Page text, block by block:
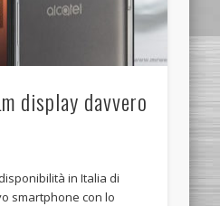
display davvero
in Italia di
smartphone con lo